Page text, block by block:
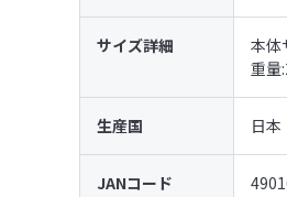
サイズ詳細
本
重量
生産国 日本
JANコード